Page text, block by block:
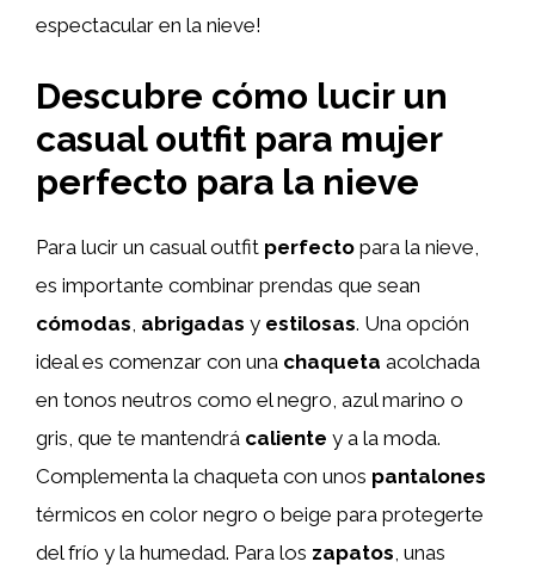
espectacular en la nieve!
Descubre cómo lucir un
casual outfit para mujer
perfecto para la nieve
Para lucir un casual outfit perfecto para la nieve,
es importante combinar prendas que sean
cómodas abrigadas y estilosas. Una opción
ideal es comenzar con una chaqueta acolchada
en tonos neutros como el negro, azul marino o
gris, que te mantendrá caliente y a la moda.
Complementa la chaqueta con unos pantalones
térmicos en color negro o beige para protegerte
del frío y la humedad. Para los zapatos , unas